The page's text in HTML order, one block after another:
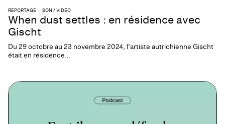
REPORTAGE SON / VIDÉO
When dust settles : en résidence avec
Gischt
Du 29 octobre au 23 novembre 2024, l’artiste autrichienne Gischt
était en résidence...